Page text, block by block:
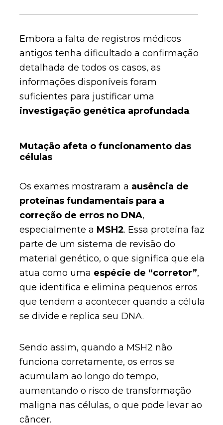
Embora a falta de registros médicos
antigos tenha dificultado a confirmação
detalhada de todos os casos, as
informações disponíveis foram
suficientes para justificar uma
investigação genética aprofundada.
Mutação afeta o funcionamento das
células
Os exames mostraram a ausência de
proteínas fundamentais para a
correção de erros no DNA,
especialmente a MSH2. Essa proteína faz
parte de um sistema de revisão do
material genético, o que significa que ela
atua como uma espécie de “corretor”,
que identifica e elimina pequenos erros
que tendem a acontecer quando a célula
se divide e replica seu DNA.
Sendo assim, quando a MSH2 não
funciona corretamente, os erros se
acumulam ao longo do tempo,
aumentando o risco de transformação
maligna nas células, o que pode levar ao
câncer.